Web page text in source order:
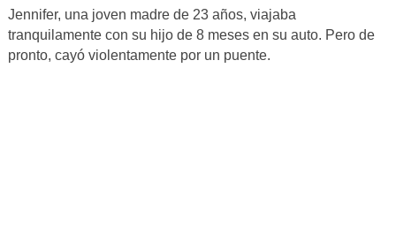
Jennifer, una joven madre de 23 años, viajaba
tranquilamente con su hijo de 8 meses en su auto. Pero de
pronto, cayó violentamente por un puente.